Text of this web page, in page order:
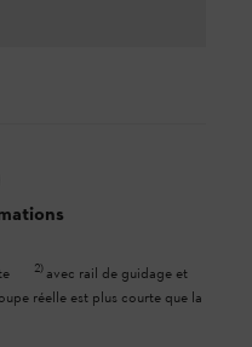
2) avec rail de guidage et
réelle est plus courte que la